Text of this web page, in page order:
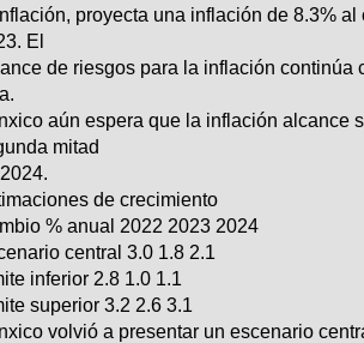
proyecta una inflación de 8.3%
El
de riesgos para la inflación continúa
aún espera que la inflación alcance
mitad
de crecimiento
% anual 2022 2023 2024
central 3.0 1.8 2.1
inferior 2.8 1.0 1.1
superior 3.2 2.6 3.1
volvió a presentar un escenario